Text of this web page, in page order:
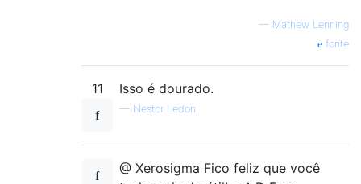
— Mathew Lenning
fonte
11 Isso é dourado.
— Nestor Ledon
@ Xerosigma Fico feliz que você